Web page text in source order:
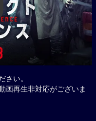
さい。
画再生非対応がございま